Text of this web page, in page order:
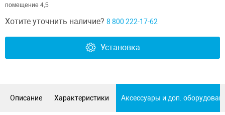
помещение 4,5
Хотите уточнить наличие? 8 800 222-17-62
Установка
Описание Характеристики Аксессуары и доп.